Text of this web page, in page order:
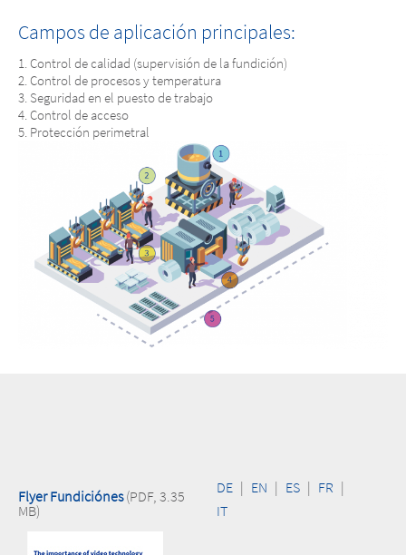
Mayor rendimiento y seguridad en
fundiciones
Campos de aplicación principales:
Control de calidad (supervisión de la fundición)
Control de procesos y temperatura
Seguridad en el puesto de trabajo
Control de acceso
Protección perimetral
Flyer Fundiciónes(PDF, 3.35
MB)
DE | EN | ES | FR |
IT